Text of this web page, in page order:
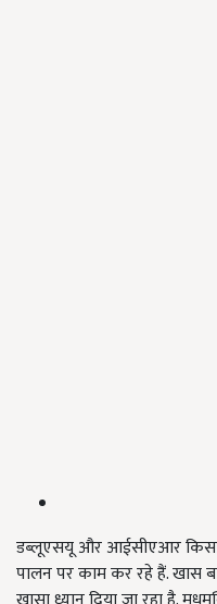
डब्लूएसयू और आईसीएआर
पालन पर काम कर रहे हैं. खास